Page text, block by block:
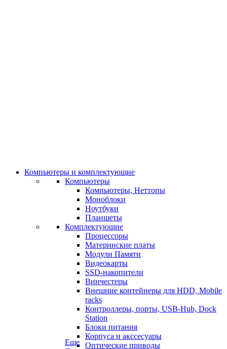
Компьютеры и комплектующие
Компьютеры
Компьютеры, Неттопы
Моноблоки
Ноутбуки
Планшеты
Комплектующие
Процессоры
Материнские платы
Модули Памяти
Видеокарты
SSD-накопители
Винчестеры
Внешние контейнеры для HDD, Mobile
racks
Контроллеры, порты, USB-Hub, Dock
Station
Блоки питания
Корпуса и акссесуары
Оптические приводы
Еще